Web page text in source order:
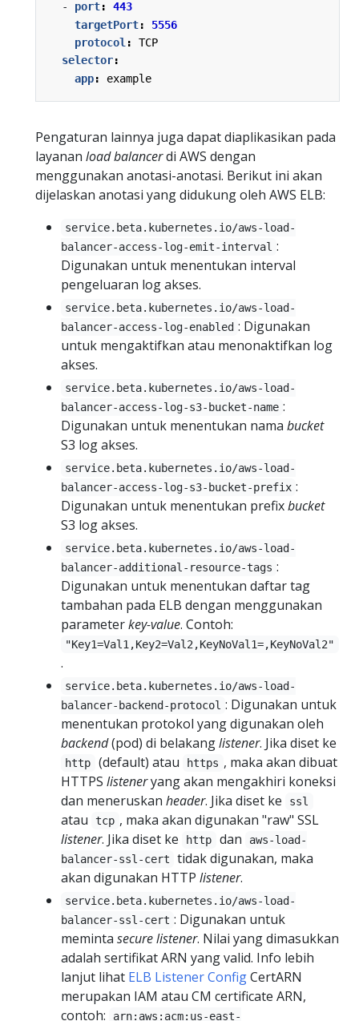
- port:
443
targetPort:
5556
protocol :
TCP
selector:
app: example
Pengaturan lainnya juga dapat diaplikasikan pada
layanan load balancerdi AWS dengan
menggunakan anotasi-anotasi. Berikut ini akan
dijelaskan anotasi yang didukung oleh AWS ELB:
service.beta.kubernetes.io/aws-load-
balancer-access-log-emit-interval :
Digunakan untuk menentukan interval
pengeluaran log akses.
service.beta.kubernetes.io/aws-load-
balancer-access-log-enabled : Digunakan
untuk mengaktifkan atau menonaktifkan log
akses.
service.beta.kubernetes.io/aws-load-
balancer-access-log-s3-bucket-name :
Digunakan untuk menentukan nama bucket
S3 log akses.
service.beta.kubernetes.io/aws-load-
balancer-access-log-s3-bucket-prefix :
Digunakan untuk menentukan prefixbucket
S3 log akses.
service.beta.kubernetes.io/aws-load-
balancer-additional-resource-tags :
Digunakan untuk menentukan daftar tag
tambahan pada ELB dengan menggunakan
parameterkey-value. Contoh:
"Key1=Val1,Key2=Val2,KeyNoVal1=,KeyNoVal2"
.
service.beta.kubernetes.io/aws-load-
balancer-backend-protocol : Digunakan untuk
menentukan protokol yang digunakan oleh
backend(pod) di belakanglistener. Jika diset ke
http (default) atau https , maka akan dibuat
HTTPS listeneryang akan mengakhiri koneksi
dan meneruskan header. Jika diset ke ssl
atau tcp , maka akan digunakan "raw" SSL
listener. Jika diset ke http dan
aws-load-
balancer-ssl-cert
tidak digunakan, maka
akan digunakan HTTP listener.
service.beta.kubernetes.io/aws-load-
balancer-ssl-cert : Digunakan untuk
meminta securelistener. Nilai yang dimasukkan
adalah sertifikat ARN yang valid. Info lebih
lanjut lihat ELB Listener ConfigCertARN
merupakan IAM atau CM certificate ARN,
contoh:
arn:aws:acm:us-east-